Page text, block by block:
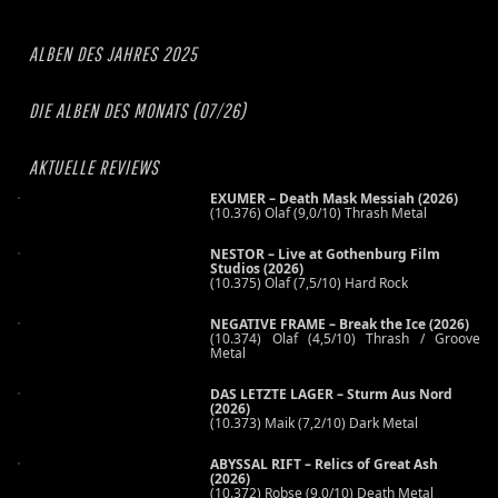
ALBEN DES JAHRES 2025
DIE ALBEN DES MONATS (07/26)
AKTUELLE REVIEWS
EXUMER – Death Mask Messiah (2026)
(10.376) Olaf (9,0/10) Thrash Metal
NESTOR – Live at Gothenburg Film
Studios (2026)
(10.375) Olaf (7,5/10) Hard Rock
NEGATIVE FRAME – Break the Ice (2026)
(10.374) Olaf (4,5/10) Thrash / Groove
Metal
DAS LETZTE LAGER – Sturm Aus Nord
(2026)
(10.373) Maik (7,2/10) Dark Metal
ABYSSAL RIFT – Relics of Great Ash
(2026)
(10.372) Robse (9,0/10) Death Metal